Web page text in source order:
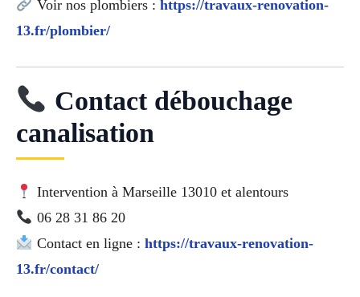
Voir nos plombiers : https://travaux-renovation-
13.fr/plombier/
Contact débouchage
canalisation
Intervention à Marseille 13010 et alentours
06 28 31 86 20
Contact en ligne : https://travaux-renovation-
13.fr/contact/